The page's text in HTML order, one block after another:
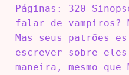
Páginas: 320
falar de vampiros?
Mas seus patrões
escrever sobre
maneira, mesmo